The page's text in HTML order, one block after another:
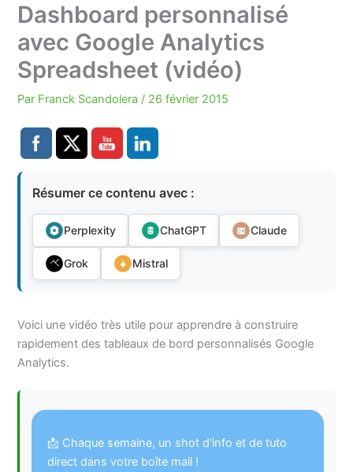
Dashboard personnalisé
avec Google Analytics
Spreadsheet (vidéo)
Par Franck Scandolera / 26 février 2015
Résumer ce contenu avec :
Perplexity ChatGPT Claude
Grok Mistral
Voici une vidéo très utile pour apprendre à construire
rapidement des tableaux de bord personnalisés Google
Analytics.
📩 Chaque semaine, un shot d'info et de tuto
direct dans votre boîte mail !